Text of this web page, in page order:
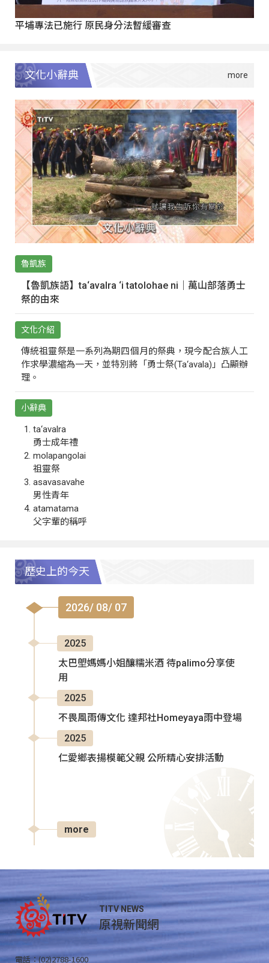
平埔專法已施行 原民身分法暫緩審查
文化小辭典
魯凱族
【魯凱族語】ta‘avalra ‘i tatolohae ni｜萬山部落勇士
祭的由來
文化介紹
傳統祖靈祭是一系列為期四個月的祭典，現今配合族人工
作求學濃縮為一天，並特別將「勇士祭(Ta‘avala)」凸顯辦
理。
小辭典
ta‘avalra
勇士成年禮
molapangolai
祖靈祭
asavasavahe
男性青年
atamatama
父字輩的稱呼
歷史上的今天
2026/ 08/ 07
2025
太巴塱媽媽小姐釀糯米酒 待palimo分享使
用
2025
不畏風雨傳文化 達邦社Homeyaya雨中登場
2025
仁愛鄉表揚模範父親 公所精心安排活動
more
TITV NEWS
原視新聞網
電話：(02)2788-1600